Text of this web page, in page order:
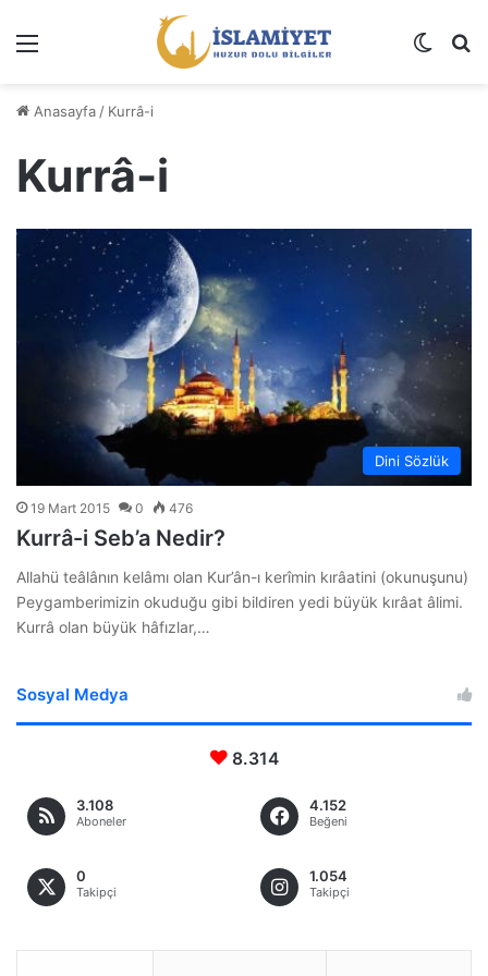
Dış
Anasayfa / Kurrâ-i
Kurrâ-i
Dini Sözlük
19 Mart 2015 0 476
Kurrâ-i Seb’a Nedir?
Allahü teâlânın kelâmı olan Kur’ân-ı kerîmin kırâatini (okunuşunu)
Peygamberimizin okuduğu gibi bildiren yedi büyük kırâat âlimi.
Kurrâ olan büyük hâfızlar,…
Sosyal Medya
8.314
3.108
Aboneler
4.152
Beğeni
0
Takipçi
1.054
Takipçi